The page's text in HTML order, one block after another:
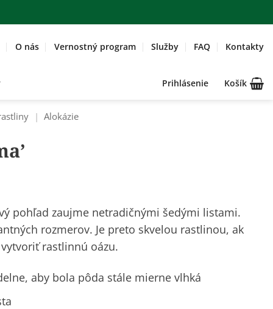
O nás Vernostný program Služby FAQ Kontakty
Prihlásenie Košík
| Alokázie
pohľad zaujme netradičnými šedými listami.
rozmerov. Je preto skvelou rastlinou, ak
rastlinnú oázu.
aby bola pôda stále mierne vlhká